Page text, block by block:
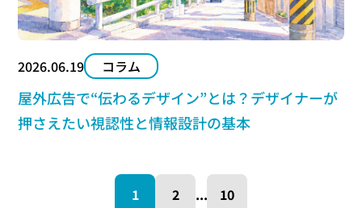
2026.06.19 コラム
屋外広告で“伝わるデザイン”とは？デザイナーが
押さえたい視認性と情報設計の基本
1 2 ... 10